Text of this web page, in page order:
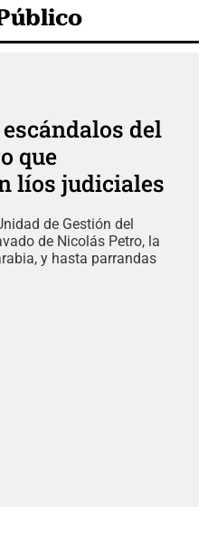
escándalos del
que
líos judiciales
de Gestión del
de Nicolás Petro, la
y hasta parrandas